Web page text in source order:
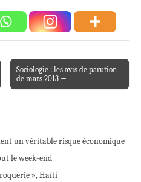
Sociologie : les avis de parution
de mars 2013 →
un véritable risque économique
le week-end
», Haïti